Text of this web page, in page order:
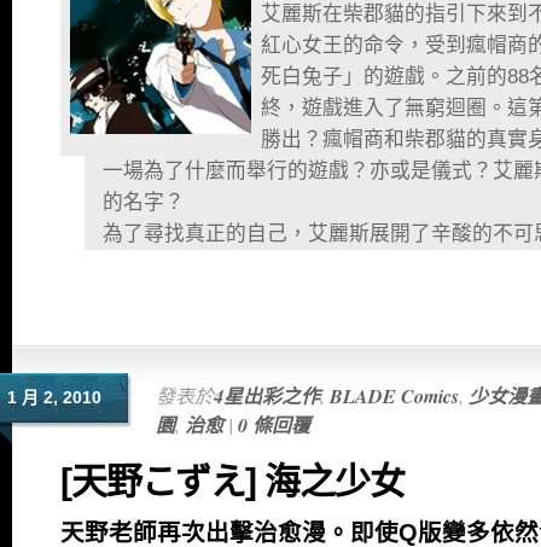
艾麗斯在柴郡貓的指引下來到
紅心女王的命令，受到瘋帽商
死白兔子」的遊戲。之前的88
終，遊戲進入了無窮迴圈。這
勝出？瘋帽商和柴郡貓的真實
一場為了什麼而舉行的遊戲？亦或是儀式？艾
的名字？
為了尋找真正的自己，艾麗斯展開了辛酸的不
1 月 2, 2010 發表於4星出彩之作, BLADE Comics, 少女漫
園, 治愈| 0 條回覆
[天野こずえ] 海之少女
天野老師再次出擊治愈漫。即使Q版變多依